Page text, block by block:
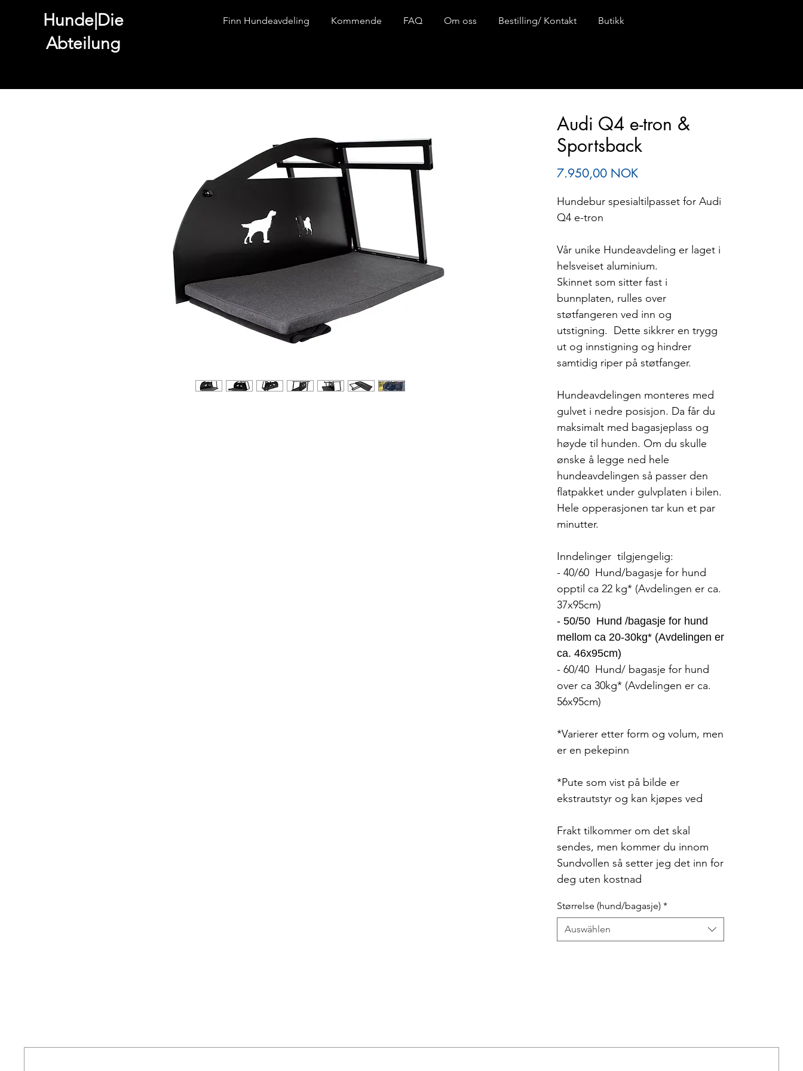
Hunde|Die
Abteilung
Finn Hundeavdeling Kommende FAQ Om oss Bestilling/ Kontakt Butikk
Audi Q4 e-tron &
Sportsback
7.950,00 NOKPreis
Hundebur spesialtilpasset for Audi
Q4 e-tron
Vår unike Hundeavdeling er laget i
helsveiset aluminium.
Skinnet som sitter fast i
bunnplaten, rulles over
støtfangeren ved inn og
utstigning. Dette sikkrer en trygg
ut og innstigning og hindrer
samtidig riper på støtfanger.
Hundeavdelingen monteres med
gulvet i nedre posisjon. Da får du
maksimalt med bagasjeplass og
høyde til hunden. Om du skulle
ønske å legge ned hele
hundeavdelingen så passer den
flatpakket under gulvplaten i bilen.
Hele opperasjonen tar kun et par
minutter.
Inndelinger tilgjengelig:
- 40/60 Hund/bagasje for hund
opptil ca 22 kg* (Avdelingen er ca.
37x95cm)
- 50/50 Hund /bagasje for hund
mellom ca 20-30kg* (Avdelingen er
ca. 46x95cm)
- 60/40 Hund/ bagasje for hund
over ca 30kg* (Avdelingen er ca.
56x95cm)
*Varierer etter form og volum, men
er en pekepinn
*Pute som vist på bilde er
ekstrautstyr og kan kjøpes ved
Frakt tilkommer om det skal
sendes, men kommer du innom
Sundvollen så setter jeg det inn for
deg uten kostnad
Størrelse (hund/bagasje) *
Auswählen